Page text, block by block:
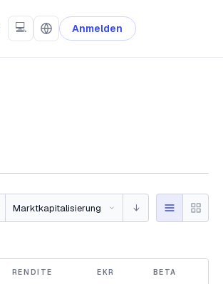
💻 Anmelden
↓
RENDITE EKR BETA